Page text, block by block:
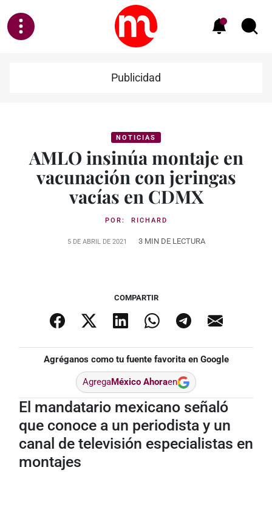
Publicidad
NOTICIAS
AMLO insinúa montaje en
vacunación con jeringas
vacías en CDMX
POR: RICHARD
5 DE ABRIL DE 2021 3 MIN DE LECTURA
COMPARTIR
Agréganos como tu fuente favorita en Google
AgregaMéxico Ahoraen
El mandatario mexicano señaló
que conoce a un periodista y un
canal de televisión especialistas en
montajes